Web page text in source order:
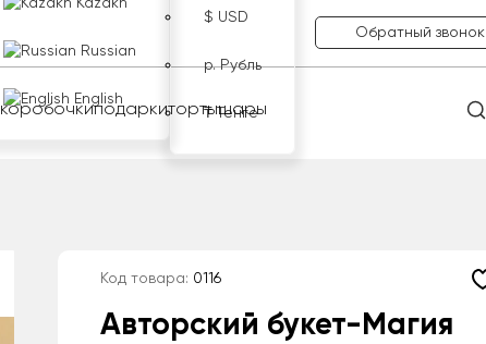
Kazakh
Russian
English
$ USD
р. Рубль
₸ Тенге
Обратный звонок
коробочкиподаркитортышары
Код товара: 0116
Авторский букет-Магия